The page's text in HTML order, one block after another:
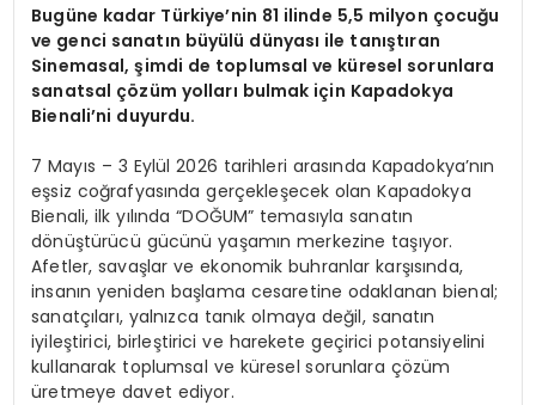
Bugüne kadar Türkiye’nin 81 ilinde 5,5 milyon çocuğu
ve genci sanatın büyülü dünyası ile tanıştıran
Sinemasal, şimdi de toplumsal ve küresel sorunlara
sanatsal çözüm yolları bulmak için Kapadokya
Bienali’ni duyurdu.
7 Mayıs – 3 Eylül 2026 tarihleri arasında Kapadokya’nın
eşsiz coğrafyasında gerçekleşecek olan Kapadokya
Bienali, ilk yılında “DOĞUM” temasıyla sanatın
dönüştürücü gücünü yaşamın merkezine taşıyor.
Afetler, savaşlar ve ekonomik buhranlar karşısında,
insanın yeniden başlama cesaretine odaklanan bienal;
sanatçıları, yalnızca tanık olmaya değil, sanatın
iyileştirici, birleştirici ve harekete geçirici potansiyelini
kullanarak toplumsal ve küresel sorunlara çözüm
üretmeye davet ediyor.